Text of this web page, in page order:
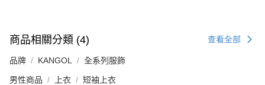
商品相關分類 (4) 查看全部
品牌 KANGOL 全系列服飾
男性商品 上衣 短袖上衣